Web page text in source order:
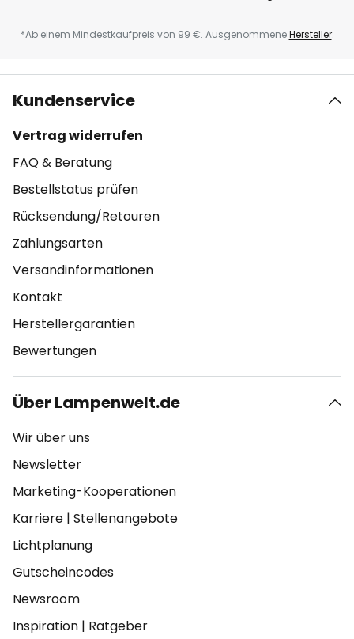
*Ab einem Mindestkaufpreis von 99 €. AusgenommeneHersteller.
Kundenservice
Vertrag widerrufen
FAQ & Beratung
Bestellstatus prüfen
Rücksendung/Retouren
Zahlungsarten
Versandinformationen
Kontakt
Herstellergarantien
Bewertungen
Über Lampenwelt.de
Wir über uns
Newsletter
Marketing-Kooperationen
Karriere | Stellenangebote
Lichtplanung
Gutscheincodes
Newsroom
Inspiration | Ratgeber